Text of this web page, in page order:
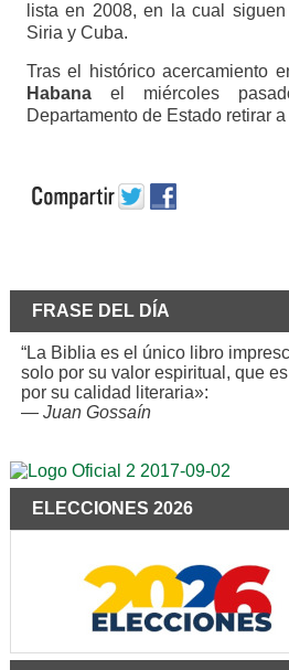
lista en 2008, en la cual
Siria y Cuba.
Tras el histórico acercamiento
Habana el miércoles
Departamento de Estado retirar
FRASE DEL DÍA
“La Biblia es el único libro
solo por su valor espiritual, que
por su calidad literaria»:
— Juan Gossaín
ELECCIONES 2026